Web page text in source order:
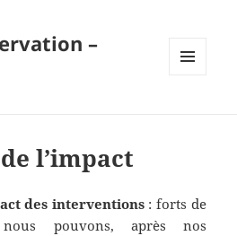
–
l’impact
des interventions : forts de
pouvons, après nos